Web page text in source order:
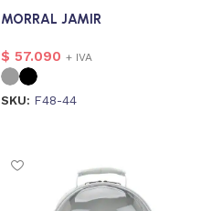
MORRAL JAMIR
$ 57.090 + IVA
SKU: F48-44